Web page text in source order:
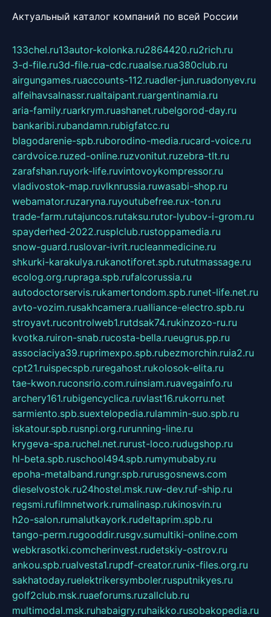
Актуальный каталог компаний по всей России
133chel.ru13autor-kolonka.ru2864420.ru2rich.ru
3-d-file.ru3d-file.rua-cdc.ruaalse.rua380club.ru
airgungames.ruaccounts-112.ruadler-jun.ruadonyev.ru
alfeihavsalnassr.rualtaipant.ruargentinamia.ru
aria-family.ruarkrym.ruashanet.rubelgorod-day.ru
bankaribi.rubandamn.rubigfatcc.ru
blagodarenie-spb.ruborodino-media.rucard-voice.ru
cardvoice.ruzed-online.ruzvonitut.ruzebra-tlt.ru
zarafshan.ruyork-life.ruvintovoykompressor.ru
vladivostok-map.ruvlknrussia.ruwasabi-shop.ru
webamator.ruzaryna.ruyoutubefree.rux-ton.ru
trade-farm.rutajuncos.rutaksu.rutor-lyubov-i-grom.ru
spayderhed-2022.rusplclub.rustoppamedia.ru
snow-guard.ruslovar-ivrit.rucleanmedicine.ru
shkurki-karakulya.rukanotiforet.spb.rututmassage.ru
ecolog.org.rupraga.spb.rufalcorussia.ru
autodoctorservis.rukamertondom.spb.runet-life.net.ru
avto-vozim.rusakhcamera.rualliance-electro.spb.ru
stroyavt.rucontrolweb1.rutdsak74.rukinzozo-ru.ru
kvotka.ruiron-snab.rucosta-bella.rueugrus.pp.ru
associaciya39.ruprimexpo.spb.rubezmorchin.ruia2.ru
cpt21.ruispecspb.ruregahost.rukolosok-elita.ru
tae-kwon.ruconsrio.com.ruinsiam.ruavegainfo.ru
archery161.rubigencyclica.ruvlast16.rukorru.net
sarmiento.spb.suextelopedia.rulammin-suo.spb.ru
iskatour.spb.rusnpi.org.rurunning-line.ru
krygeva-spa.ruchel.net.rurust-loco.rudugshop.ru
hl-beta.spb.ruschool494.spb.rumymubaby.ru
epoha-metalband.rungr.spb.rurusgosnews.com
dieselvostok.ru24hostel.msk.ruw-dev.ruf-ship.ru
regsmi.rufilmnetwork.rumalinasp.rukinosvin.ru
h2o-salon.rumalutkayork.rudeltaprim.spb.ru
tango-perm.rugooddir.rusgv.sumultiki-online.com
webkrasotki.comcherinvest.rudetskiy-ostrov.ru
ankou.spb.rualvesta1.rupdf-creator.runix-files.org.ru
sakhatoday.ruelektrikersymboler.rusputnikyes.ru
golf2club.msk.ruaeforums.ruzallclub.ru
multimodal.msk.ruhabaigry.ruhaikko.rusobakopedia.ru